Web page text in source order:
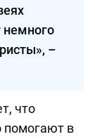
немного
–
что
помогают в